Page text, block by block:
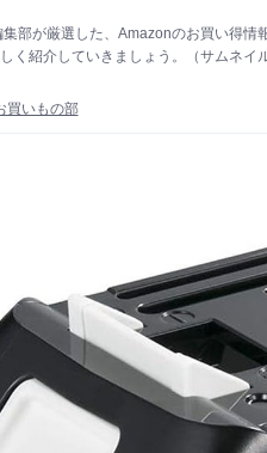
部が厳選した、Amazonのお買い得
く紹介していきましょう。（サムネイ
買いもの部